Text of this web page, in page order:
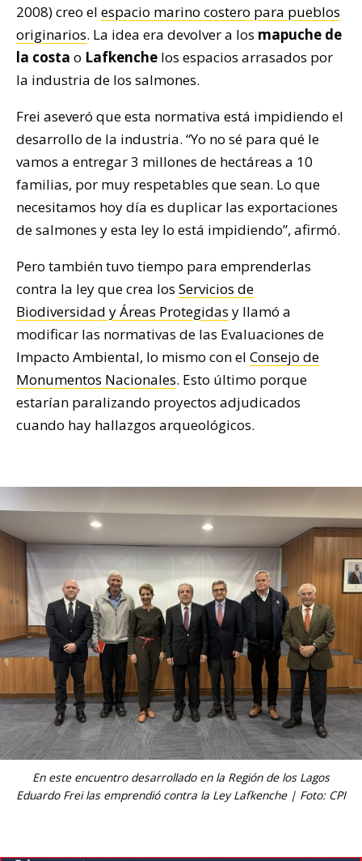
2008) creo el espacio marino costero para pueblos
originarios. La idea era devolver a los mapuche de
la costa o Lafkenche los espacios arrasados por
la industria de los salmones.
Frei aseveró que esta normativa está impidiendo el
desarrollo de la industria. “Yo no sé para qué le
vamos a entregar 3 millones de hectáreas a 10
familias, por muy respetables que sean. Lo que
necesitamos hoy día es duplicar las exportaciones
de salmones y esta ley lo está impidiendo”, afirmó.
Pero también tuvo tiempo para emprenderlas
contra la ley que crea los Servicios de
Biodiversidad y Áreas Protegidas y llamó a
modificar las normativas de las Evaluaciones de
Impacto Ambiental, lo mismo con el Consejo de
Monumentos Nacionales. Esto último porque
estarían paralizando proyectos adjudicados
cuando hay hallazgos arqueológicos.
En este encuentro desarrollado en la Región de los Lagos
Eduardo Frei las emprendió contra la Ley Lafkenche | Foto: CPI